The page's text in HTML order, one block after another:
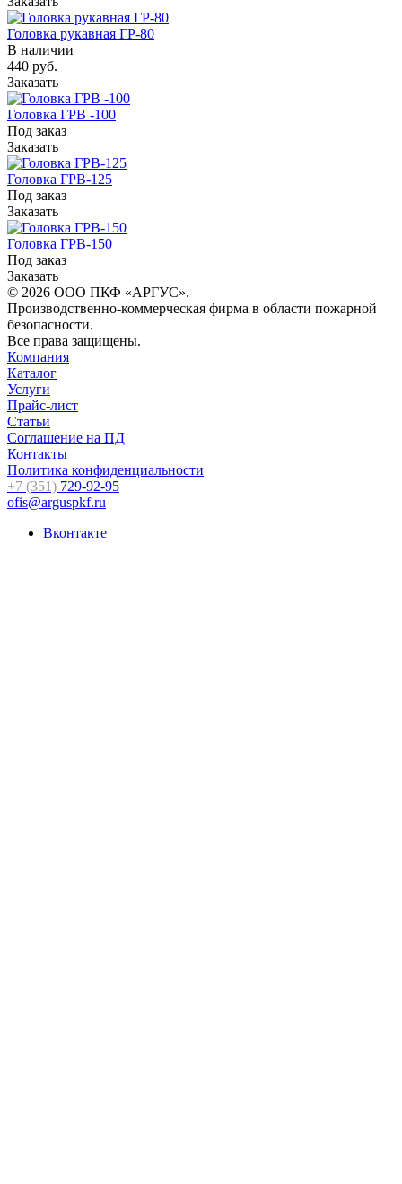
Головка рукавная ГР-80
В наличии
440 руб.
Заказать
Головка ГРВ -100
Под заказ
Заказать
Головка ГРВ-125
Под заказ
Заказать
Головка ГРВ-150
Под заказ
Заказать
© 2026 ООО ПКФ «АРГУС».
Производственно-коммерческая фирма в области пожарной
безопасности.
Все права защищены.
Компания
Каталог
Услуги
Прайс-лист
Статьи
Соглашение на ПД
Контакты
Политика конфиденциальности
+7 (351) 729-92-95
ofis@arguspkf.ru
Вконтакте